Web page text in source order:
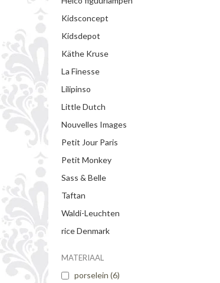
Kidsconcept
Kidsdepot
Käthe Kruse
La Finesse
Lilipinso
Little Dutch
Nouvelles Images
Petit Jour Paris
Petit Monkey
Sass & Belle
Taftan
Waldi-Leuchten
rice Denmark
MATERIAAL
porselein (6)